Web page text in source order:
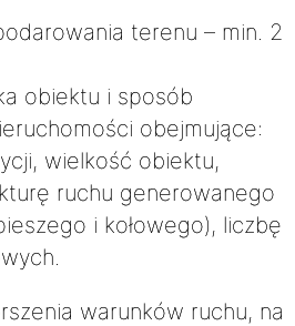
terenu – min. 2
obiektu i sposób
obejmujące:
wielkość obiektu,
ruchu generowanego
i kołowego), liczbę
warunków ruchu, na